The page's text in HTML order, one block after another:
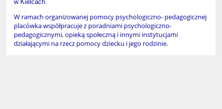
w Kielcach.
W ramach organizowanej pomocy psychologiczno- pedagogicznej
placówka współpracuje z poradniami psychologiczno-
pedagogicznymi, opieką społeczną i innymi instytucjami
działającymi na rzecz pomocy dziecku i jego rodzinie.